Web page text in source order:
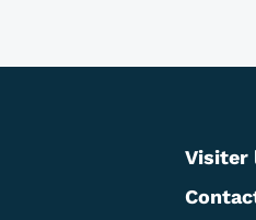
Visiter